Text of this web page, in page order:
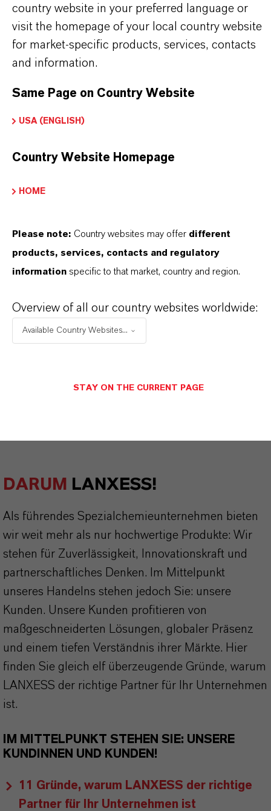
Konservierungsmittel in Kosmetika und
Körperpflegeprodukten
PRODUKTINFORMATIONEN
PRODUKTZERTIFIKATE
DARUM LANXESS!
Als führendes Spezialchemieunternehmen bieten
wir weit mehr als nur hochwertige Produkte: Wir
stehen für Zuverlässigkeit, Innovationskraft und
partnerschaftliches Denken. Im Mittelpunkt
unseres Handelns stehen jedoch Sie: unsere
Kunden. Unsere Kunden profitieren von
maßgeschneiderten Lösungen, globaler Präsenz
und einem tiefen Verständnis ihrer Märkte. Hier
finden Sie gleich elf überzeugende Gründe, warum
LANXESS der richtige Partner für Ihr Unternehmen
ist.
IM MITTELPUNKT STEHEN SIE: UNSERE
KUNDINNEN UND KUNDEN!
11 Gründe, warum LANXESS der richtige
Partner für Ihr Unternehmen ist
country website in your preferred language or
visit the homepage of your local country website
for market-specific products, services, contacts
and information.
Same Page on Country Website
USA (ENGLISH)
Country Website Homepage
HOME
Please note: Country websites may offer different
products, services, contacts and regulatory
information specific to that market, country and region.
Overview of all our country websites worldwide:
Available Country Websites...
STAY ON THE CURRENT PAGE